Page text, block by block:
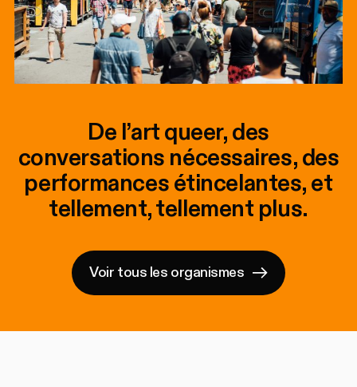
De l’art queer, des
conversations nécessaires, des
performances étincelantes, et
tellement, tellement plus.
Voir tous les organismes